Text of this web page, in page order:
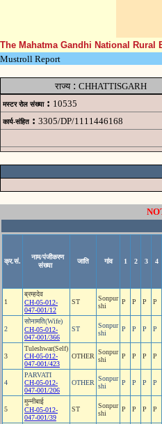
The Mahatma Gandhi National Rural
Mustroll Report
राज्य: CHHATTISGARH
मस्टर रोल संख्या : 10535
कार्य-संहित : 3305/DP/1111446168
क्र.सं.
नाम/पंजीकरण
संख्या
जाति गांव 1 2 3 4
1
ब्रम्‍हदेव
CH-05-012-
047-001/12
ST
Sonpur
shi
P P P P
2
सोनामति(Wife)
CH-05-012-
047-001/366
ST
Sonpur
shi
P P P P
3
Tuleshwar(Self)
CH-05-012-
047-001/423
OTHER
Sonpur
shi
P P P P
4
PARVATI
CH-05-012-
047-001/206
OTHER
Sonpur
shi
P P P P
5
मुन्‍नीबाई
CH-05-012-
047-001/39
ST
Sonpur
shi
P P P P